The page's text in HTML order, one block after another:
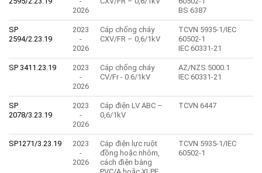
2026
BS 6387
SP
2594/2.23.19
2023
-
2026
Cáp chống cháy
CXV/FR – 0,6/1kV
TCVN 5935-1/IEC
60502-1
IEC 60331-21
SP 3411.23.19
2023
-
2026
Cáp chống cháy
CV/Fr - 0.6/1kV
AZ/NZS 5000.1
IEC 60331-21
SP
2078/3.23.19
2023
-
2026
Cáp điện LV ABC –
0,6/1kV
TCVN 6447
SP1271/3.23.19
2023
-
2026
Cáp điện lực ruột
đồng hoặc nhôm,
cách điện bằng
TCVN 5935-1/IEC
60502-1